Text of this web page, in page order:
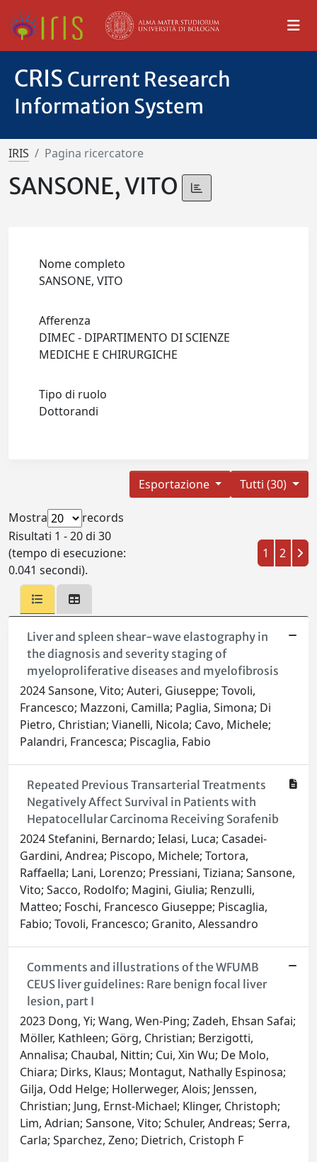
CRIS Current Research
Information System
IRIS Pagina ricercatore
SANSONE, VITO
Nome completo
SANSONE, VITO
Afferenza
DIMEC - DIPARTIMENTO DI SCIENZE
MEDICHE E CHIRURGICHE
Tipo di ruolo
Dottorandi
Tutti (30)
Esportazione
Mostra
records
Risultati 1 - 20 di 30
(tempo di esecuzione:
0.041 secondi).
1 2
Liver and spleen shear-wave elastography in
the diagnosis and severity staging of
myeloproliferative diseases and myelofibrosis
2024 Sansone, Vito; Auteri, Giuseppe; Tovoli,
Francesco; Mazzoni, Camilla; Paglia, Simona; Di
Pietro, Christian; Vianelli, Nicola; Cavo, Michele;
Palandri, Francesca; Piscaglia, Fabio
Repeated Previous Transarterial Treatments
Negatively Affect Survival in Patients with
Hepatocellular Carcinoma Receiving Sorafenib
2024 Stefanini, Bernardo; Ielasi, Luca; Casadei-
Gardini, Andrea; Piscopo, Michele; Tortora,
Raffaella; Lani, Lorenzo; Pressiani, Tiziana; Sansone,
Vito; Sacco, Rodolfo; Magini, Giulia; Renzulli,
Matteo; Foschi, Francesco Giuseppe; Piscaglia,
Fabio; Tovoli, Francesco; Granito, Alessandro
Comments and illustrations of the WFUMB
CEUS liver guidelines: Rare benign focal liver
lesion, part I
2023 Dong, Yi; Wang, Wen-Ping; Zadeh, Ehsan Safai;
Möller, Kathleen; Görg, Christian; Berzigotti,
Annalisa; Chaubal, Nittin; Cui, Xin Wu; De Molo,
Chiara; Dirks, Klaus; Montagut, Nathally Espinosa;
Gilja, Odd Helge; Hollerweger, Alois; Jenssen,
Christian; Jung, Ernst-Michael; Klinger, Christoph;
Lim, Adrian; Sansone, Vito; Schuler, Andreas; Serra,
Carla; Sparchez, Zeno; Dietrich, Cristoph F